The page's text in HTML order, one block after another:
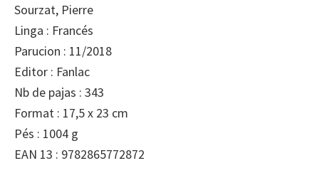
Sourzat, Pierre
Linga : Francés
Parucion : 11/2018
Editor : Fanlac
Nb de pajas : 343
Format : 17,5 x 23 cm
Pés : 1004 g
EAN 13 : 9782865772872